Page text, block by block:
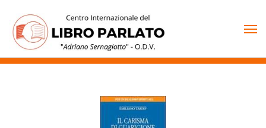
contenuto